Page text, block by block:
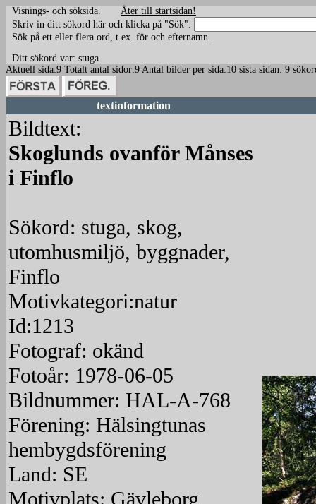
Visnings- och söksida. Åter till startsidan!
Skriv in ditt sökord här och klicka på "Sök":
Sök på ett eller flera ord, t.ex. för och efternamn.
Ditt sökord var: stuga
Aktuell sida:9 Totalt antal sidor:9 Antal bilder per sida:10 sista sidan: 9
textinformation
Bildtext:
Skoglunds ovanför Månses
i Finflo
Sökord: stuga, skog,
utomhusmiljö, byggnader,
Finflo
Motivkategori:natur
Id:1213
Fotograf: okänd
Fotoår: 1978-06-05
Bildnummer: HAL-A-768
Förening: Hälsingtunas
hembygdsförening
Land: SE
Motivplats: Gävleborg,